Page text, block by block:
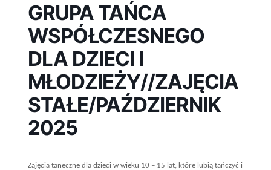
GRUPA TAŃCA
WSPÓŁCZESNEGO
DLA DZIECI I
MŁODZIEŻY//ZAJĘCIA
STAŁE/PAŹDZIERNIK
2025
Zajęcia taneczne dla dzieci w wieku 10 – 15 lat, które lubią tańczyć i